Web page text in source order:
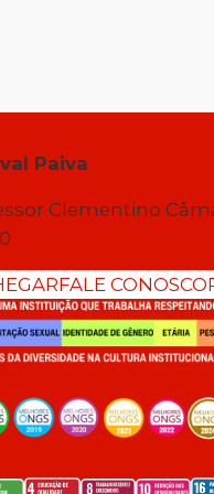
Paiva
Clementino
FALE CONOSCO